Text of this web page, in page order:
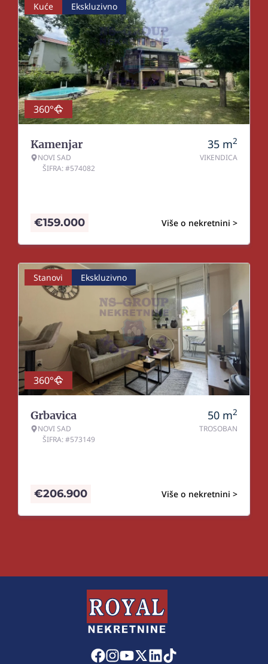
Kuće Ekskluzivno
360°
Kamenjar
NOVI SAD
ŠIFRA: #574082
35 m2
VIKENDICA
Više o nekretnini >
€159.000
Stanovi Ekskluzivno
360°
Grbavica
NOVI SAD
ŠIFRA: #573149
50 m2
TROSOBAN
Više o nekretnini >
€206.900